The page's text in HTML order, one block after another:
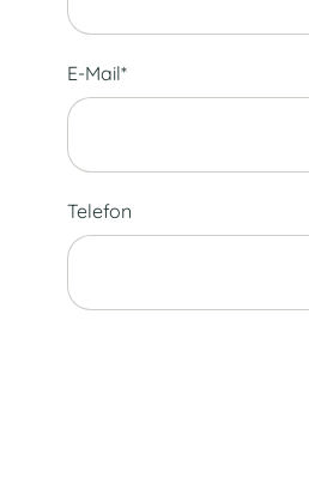
E-Mail*
Telefon